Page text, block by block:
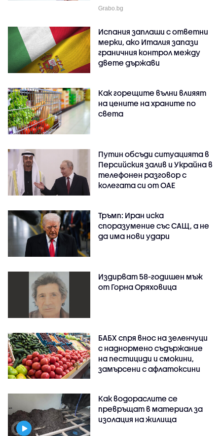
Grabo.bg
Испания заплаши с ответни
мерки, ако Италия запази
граничния контрол между
двете държави
Как горещите вълни влияят
на цените на храните по
света
Путин обсъди ситуацията в
Персийския залив и Украйна в
телефонен разговор с
колегата си от ОАЕ
Тръмп: Иран иска
споразумение със САЩ, а не
да има нови удари
Издирват 58-годишен мъж
от Горна Оряховица
БАБХ спря внос на зеленчуци
с наднормено съдържание
на пестициди и смокини,
замърсени с афлатоксини
Как водораслите се
превръщат в материал за
изолация на жилища